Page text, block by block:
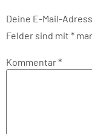
Deine E-Mail-
Felder sind mit *
Kommentar*